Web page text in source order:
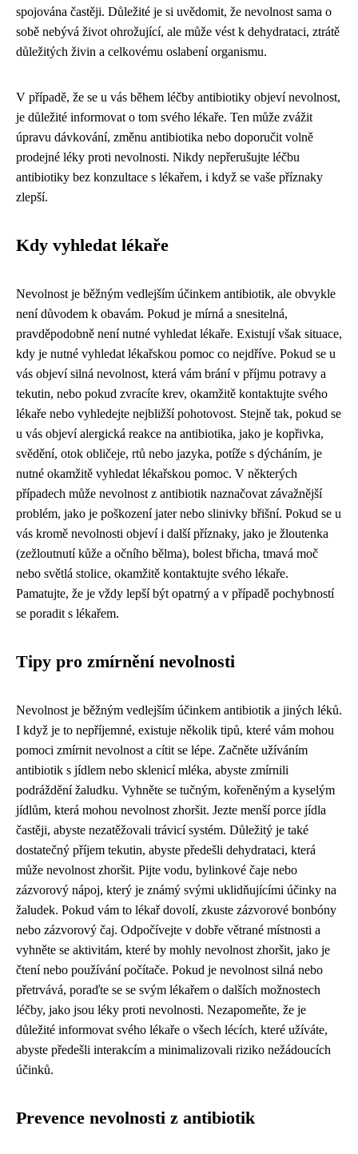
spojována častěji. Důležité je si uvědomit, že nevolnost sama o
sobě nebývá život ohrožující, ale může vést k dehydrataci, ztrátě
důležitých živin a celkovému oslabení organismu.
V případě, že se u vás během léčby antibiotiky objeví nevolnost,
je důležité informovat o tom svého lékaře. Ten může zvážit
úpravu dávkování, změnu antibiotika nebo doporučit volně
prodejné léky proti nevolnosti. Nikdy nepřerušujte léčbu
antibiotiky bez konzultace s lékařem, i když se vaše příznaky
zlepší.
Kdy vyhledat lékaře
Nevolnost je běžným vedlejším účinkem antibiotik, ale obvykle
není důvodem k obavám. Pokud je mírná a snesitelná,
pravděpodobně není nutné vyhledat lékaře. Existují však situace,
kdy je nutné vyhledat lékařskou pomoc co nejdříve. Pokud se u
vás objeví silná nevolnost, která vám brání v příjmu potravy a
tekutin, nebo pokud zvracíte krev, okamžitě kontaktujte svého
lékaře nebo vyhledejte nejbližší pohotovost. Stejně tak, pokud se
u vás objeví alergická reakce na antibiotika, jako je kopřivka,
svědění, otok obličeje, rtů nebo jazyka, potíže s dýcháním, je
nutné okamžitě vyhledat lékařskou pomoc. V některých
případech může nevolnost z antibiotik naznačovat závažnější
problém, jako je poškození jater nebo slinivky břišní. Pokud se u
vás kromě nevolnosti objeví i další příznaky, jako je žloutenka
(zežloutnutí kůže a očního bělma), bolest břicha, tmavá moč
nebo světlá stolice, okamžitě kontaktujte svého lékaře.
Pamatujte, že je vždy lepší být opatrný a v případě pochybností
se poradit s lékařem.
Tipy pro zmírnění nevolnosti
Nevolnost je běžným vedlejším účinkem antibiotik a jiných léků.
I když je to nepříjemné, existuje několik tipů, které vám mohou
pomoci zmírnit nevolnost a cítit se lépe. Začněte užíváním
antibiotik s jídlem nebo sklenicí mléka, abyste zmírnili
podráždění žaludku. Vyhněte se tučným, kořeněným a kyselým
jídlům, která mohou nevolnost zhoršit. Jezte menší porce jídla
častěji, abyste nezatěžovali trávicí systém. Důležitý je také
dostatečný příjem tekutin, abyste předešli dehydrataci, která
může nevolnost zhoršit. Pijte vodu, bylinkové čaje nebo
zázvorový nápoj, který je známý svými uklidňujícími účinky na
žaludek. Pokud vám to lékař dovolí, zkuste zázvorové bonbóny
nebo zázvorový čaj. Odpočívejte v dobře větrané místnosti a
vyhněte se aktivitám, které by mohly nevolnost zhoršit, jako je
čtení nebo používání počítače. Pokud je nevolnost silná nebo
přetrvává, poraďte se se svým lékařem o dalších možnostech
léčby, jako jsou léky proti nevolnosti. Nezapomeňte, že je
důležité informovat svého lékaře o všech lécích, které užíváte,
abyste předešli interakcím a minimalizovali riziko nežádoucích
účinků.
Prevence nevolnosti z antibiotik